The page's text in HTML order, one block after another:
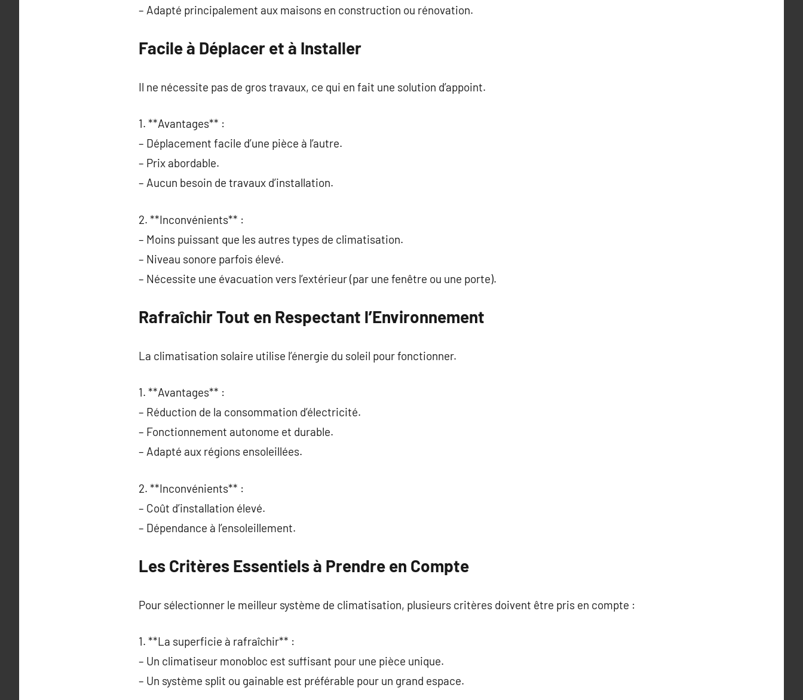
– Adapté principalement aux maisons en construction ou rénovation.
Facile à Déplacer et à Installer
Il ne nécessite pas de gros travaux, ce qui en fait une solution d’appoint.
1. **Avantages** :
– Déplacement facile d’une pièce à l’autre.
– Prix abordable.
– Aucun besoin de travaux d’installation.
2. **Inconvénients** :
– Moins puissant que les autres types de climatisation.
– Niveau sonore parfois élevé.
– Nécessite une évacuation vers l’extérieur (par une fenêtre ou une porte).
Rafraîchir Tout en Respectant l’Environnement
La climatisation solaire utilise l’énergie du soleil pour fonctionner.
1. **Avantages** :
– Réduction de la consommation d’électricité.
– Fonctionnement autonome et durable.
– Adapté aux régions ensoleillées.
2. **Inconvénients** :
– Coût d’installation élevé.
– Dépendance à l’ensoleillement.
Les Critères Essentiels à Prendre en Compte
Pour sélectionner le meilleur système de climatisation, plusieurs critères doivent être pris en compte :
1. **La superficie à rafraîchir** :
– Un climatiseur monobloc est suffisant pour une pièce unique.
– Un système split ou gainable est préférable pour un grand espace.